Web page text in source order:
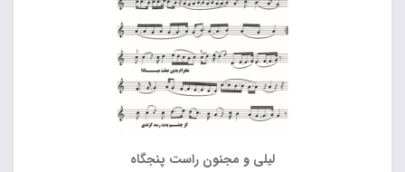
لیلی و مجنون راست پنجگاه